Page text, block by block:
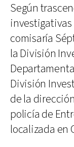
Según
investigativas
comisaría
la División
División
de la
policía de
localizada en